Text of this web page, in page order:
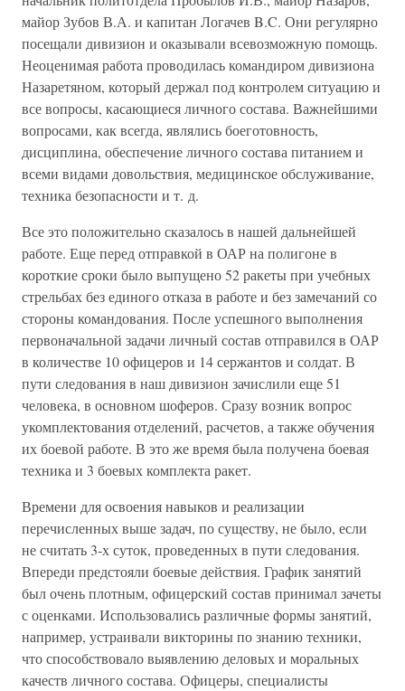
майор Зубов В.А. и капитан Логачев B.C. Они регулярно
посещали дивизион и оказывали всевозможную помощь.
Неоценимая работа проводилась командиром дивизиона
Назаретяном, который держал под контролем ситуацию и
все вопросы, касающиеся личного состава. Важнейшими
вопросами, как всегда, являлись боеготовность,
дисциплина, обеспечение личного состава питанием и
всеми видами довольствия, медицинское обслуживание,
техника безопасности и т. д.
Все это положительно сказалось в нашей дальнейшей
работе. Еще перед отправкой в ОАР на полигоне в
короткие сроки было выпущено 52 ракеты при учебных
стрельбах без единого отказа в работе и без замечаний со
стороны командования. После успешного выполнения
первоначальной задачи личный состав отправился в ОАР
в количестве 10 офицеров и 14 сержантов и солдат. В
пути следования в наш дивизион зачислили еще 51
человека, в основном шоферов. Сразу возник вопрос
укомплектования отделений, расчетов, а также обучения
их боевой работе. В это же время была получена боевая
техника и 3 боевых комплекта ракет.
Времени для освоения навыков и реализации
перечисленных выше задач, по существу, не было, если
не считать 3-х суток, проведенных в пути следования.
Впереди предстояли боевые действия. График занятий
был очень плотным, офицерский состав принимал зачеты
с оценками. Использовались различные формы занятий,
например, устраивали викторины по знанию техники,
что способствовало выявлению деловых и моральных
качеств личного состава. Офицеры, специалисты